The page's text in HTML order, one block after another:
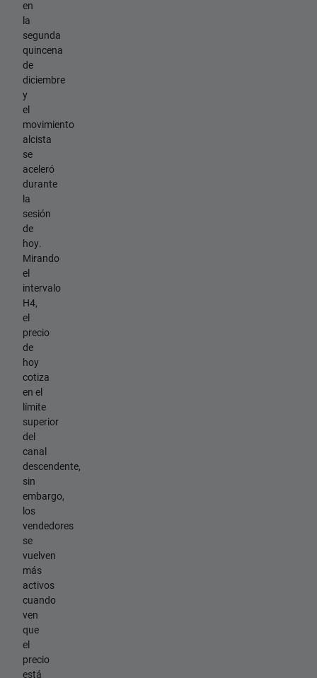
en
la
segunda
quincena
de
diciembre
y
el
movimiento
alcista
se
aceleró
durante
la
sesión
de
hoy.
Mirando
el
intervalo
H4,
el
precio
de
hoy
cotiza
en el
límite
superior
del
canal
descendente,
sin
embargo,
los
vendedores
se
vuelven
más
activos
cuando
ven
que
el
precio
está